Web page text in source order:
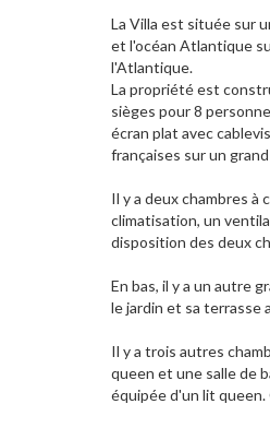
La Villa est située sur
et l'océan Atlantique
l'Atlantique.
La propriété est
sièges pour 8
écran plat avec
françaises sur un
Il y a deux chambres à
climatisation, un
disposition des deux
En bas, il y a un autre
le jardin et sa terrasse
Il y a trois autres
queen et une salle de
équipée d'un lit